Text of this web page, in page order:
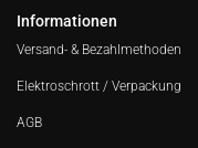
Informationen
Versand- & Bezahlmethoden
Elektroschrott / Verpackung
AGB